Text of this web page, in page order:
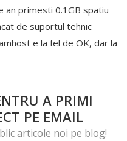
an primesti 0.1GB spatiu
de suportul tehnic
e la fel de OK, dar la
A PRIMI
PE EMAIL
articole noi pe blog!